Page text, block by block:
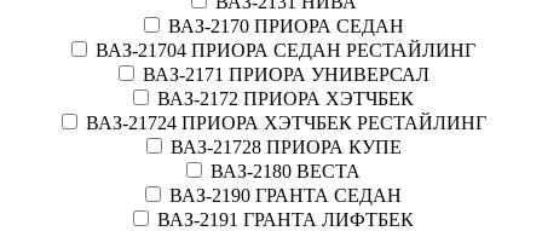
ВАЗ-2170 ПРИОРА СЕДАН
ВАЗ-21704 ПРИОРА СЕДАН РЕСТАЙЛИНГ
ВАЗ-2171 ПРИОРА УНИВЕРСАЛ
ВАЗ-2172 ПРИОРА ХЭТЧБЕК
ВАЗ-21724 ПРИОРА ХЭТЧБЕК РЕСТАЙЛИНГ
ВАЗ-21728 ПРИОРА КУПЕ
ВАЗ-2180 ВЕСТА
ВАЗ-2190 ГРАНТА СЕДАН
ВАЗ-2191 ГРАНТА ЛИФТБЕК